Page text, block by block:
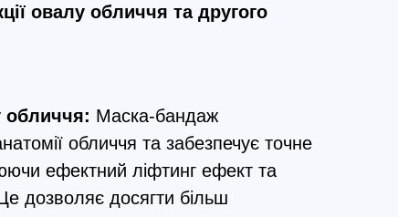
овалу обличчя та другого
обличчя: Маска-бандаж
обличчя та забезпечує точне
ефектний ліфтинг ефект та
дозволяє досягти більш